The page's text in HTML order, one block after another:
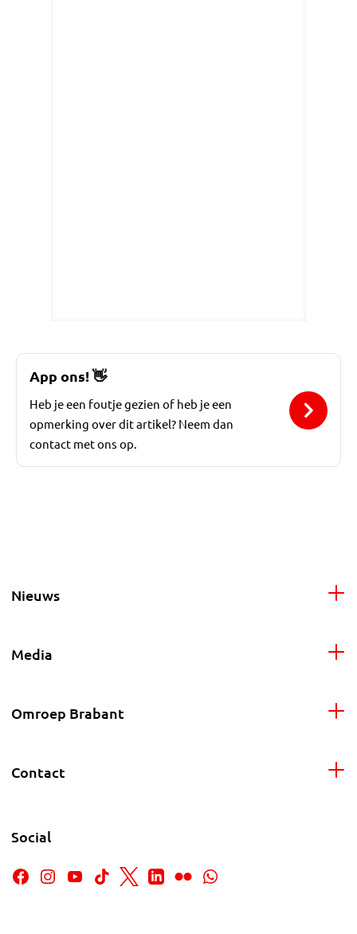
App ons!👋
Heb je een foutje gezien of heb je een
opmerking over dit artikel? Neem dan
contact met ons op.
Nieuws
Media
Omroep Brabant
Contact
Social